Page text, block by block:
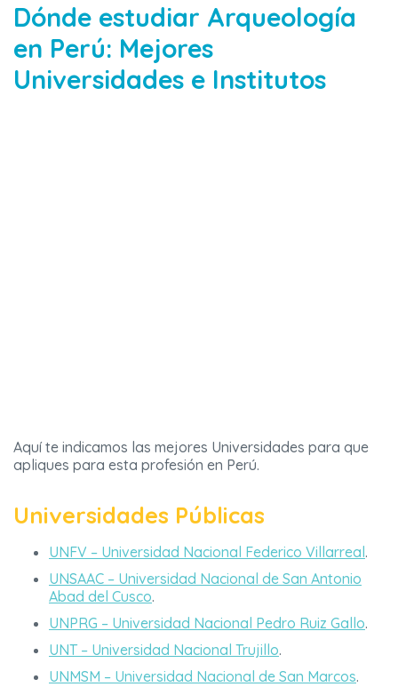
Dónde estudiar Arqueología
en Perú: Mejores
Universidades e Institutos
Aquí te indicamos las mejores Universidades para que
apliques para esta profesión en Perú.
Universidades Públicas
UNFV – Universidad Nacional Federico Villarreal.
UNSAAC – Universidad Nacional de San Antonio
Abad del Cusco.
UNPRG – Universidad Nacional Pedro Ruiz Gallo.
UNT – Universidad Nacional Trujillo.
UNMSM – Universidad Nacional de San Marcos.